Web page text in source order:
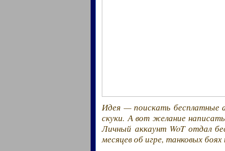
Идея — поискать бесплатные
скуки. А вот желание
Личный аккаунт WoT отдал
месяцев об игре, танковых